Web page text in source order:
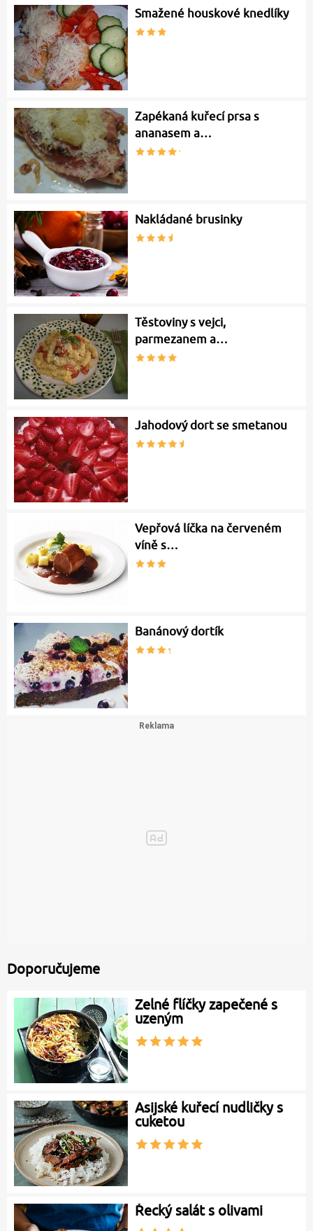
Smažené houskové knedlíky
Zapékaná kuřecí prsa s
ananasem a…
Nakládané brusinky
Těstoviny s vejci,
parmezanem a…
Jahodový dort se smetanou
Vepřová líčka na červeném
víně s…
Banánový dortík
Doporučujeme
Zelné flíčky zapečené s
uzeným
Asijské kuřecí nudličky s
cuketou
Řecký salát s olivami